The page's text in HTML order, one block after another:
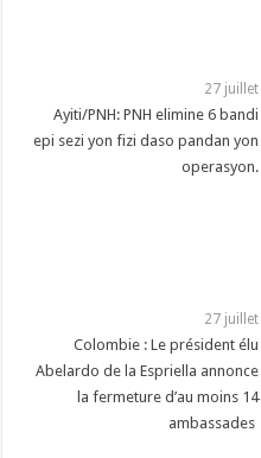
27 juillet
Ayiti/PNH: PNH elimine 6 bandi
epi sezi yon fizi daso pandan yon
operasyon.
27 juillet
‎Colombie : Le président élu
Abelardo de la Espriella annonce
la fermeture d’au moins 14
ambassades ‎